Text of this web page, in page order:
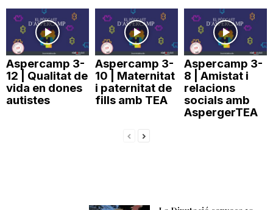
Aspercamp 3-
12 | Qualitat de
vida en dones
autistes
Aspercamp 3-
10 | Maternitat
i paternitat de
fills amb TEA
Aspercamp 3-
8 | Amistat i
relacions
socials amb
AspergerTEA